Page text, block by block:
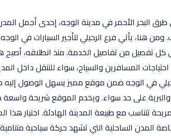
طرق البحر الأحمر في مدينة الوجه، إحدى أجمل
هنا، يأتي فرع الرحيلي لتأجير السيارات في
كل تفصيل من تفاصيل الخدمة. منذ انطلاقه، أصبح
المسافرين والسياح، سواء للتنقل داخل
في الوجه ضمن موقع مميز يسهل الوصول
والبرية على حد سواء. ويخدم الموقع شريحة واسعة
تتناسب مع طبيعة المدينة الهادئة.
المدن الساحلية التي تشهد حركة سياحية